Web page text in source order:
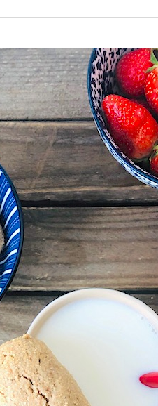
I
O
N
E
P
R
I
N
C
I
P
A
E